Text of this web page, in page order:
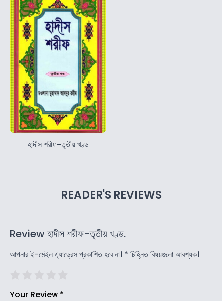
হাদীস শরীফ-তৃতীয় খণ্ড
READER'S REVIEWS
Review হাদীস শরীফ-তৃতীয় খণ্ড.
আপনার ই-মেইল এ্যাড্রেস প্রকাশিত হবে না। * চিহ্নিত বিষয়গুলো আবশ্যক।
Your Review *